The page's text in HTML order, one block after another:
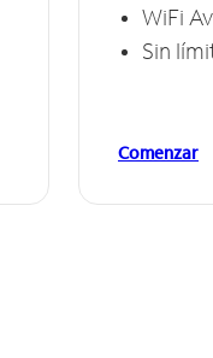
WiFi
Sin
Comenzar